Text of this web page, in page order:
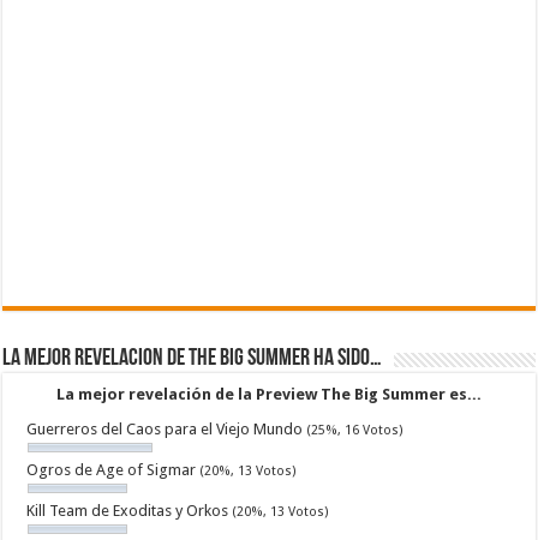
La mejor revelacion de The Big Summer ha sido…
La mejor revelación de la Preview The Big Summer es...
Guerreros del Caos para el Viejo Mundo (25%, 16 Votos)
Ogros de Age of Sigmar (20%, 13 Votos)
Kill Team de Exoditas y Orkos (20%, 13 Votos)